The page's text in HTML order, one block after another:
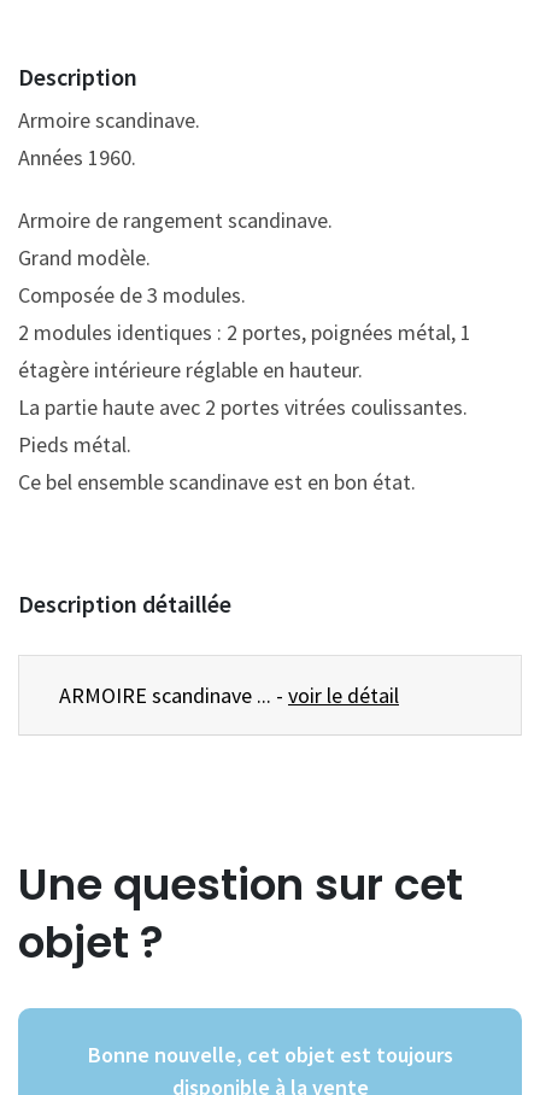
Description
Armoire scandinave.
Années 1960.
Armoire de rangement scandinave.
Grand modèle.
Composée de 3 modules.
2 modules identiques : 2 portes, poignées métal, 1
étagère intérieure réglable en hauteur.
La partie haute avec 2 portes vitrées coulissantes.
Pieds métal.
Ce bel ensemble scandinave est en bon état.
Description détaillée
ARMOIRE scandinave ... - voir le détail
Une question sur cet
objet ?
Bonne nouvelle, cet objet est toujours
disponible à la vente